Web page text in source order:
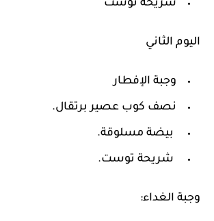
شريحة توست
اليوم الثاني
وجبة الإفطار
نصف كوب عصير برتقال.
بيضة مسلوقة.
شريحة توست.
وجبة الغداء: